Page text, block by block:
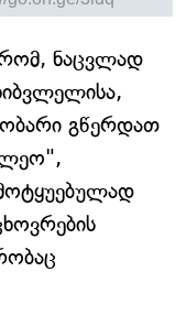
ნაცვლად
გწერდათ